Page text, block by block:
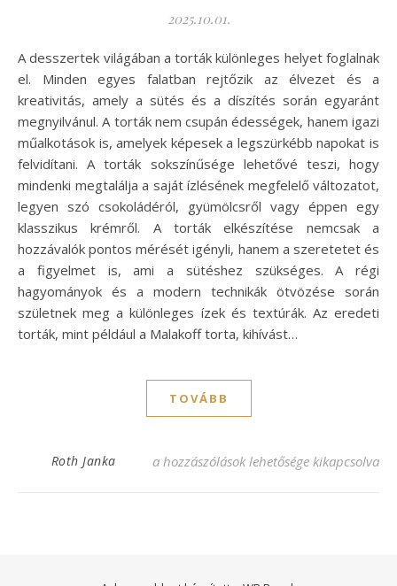
2025.10.01.
A desszertek világában a torták különleges helyet foglalnak
el. Minden egyes falatban rejtőzik az élvezet és a
kreativitás, amely a sütés és a díszítés során egyaránt
megnyilvánul. A torták nem csupán édességek, hanem igazi
műalkotások is, amelyek képesek a legszürkébb napokat is
felvidítani. A torták sokszínűsége lehetővé teszi, hogy
mindenki megtalálja a saját ízlésének megfelelő változatot,
legyen szó csokoládéról, gyümölcsről vagy éppen egy
klasszikus krémről. A torták elkészítése nemcsak a
hozzávalók pontos mérését igényli, hanem a szeretetet és
a figyelmet is, ami a sütéshez szükséges. A régi
hagyományok és a modern technikák ötvözése során
születnek meg a különleges ízek és textúrák. Az eredeti
torták, mint például a Malakoff torta, kihívást…
TOVÁBB
Roth Janka Eredeti Malakoff torta recept – Édes
a hozzászólások lehetősége kikapcsolva